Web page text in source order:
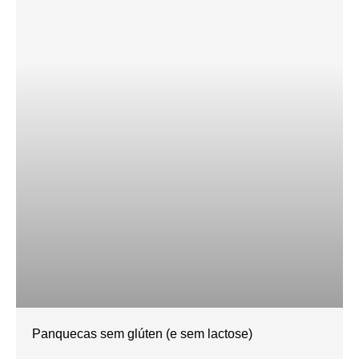
Panquecas sem glúten (e sem lactose)